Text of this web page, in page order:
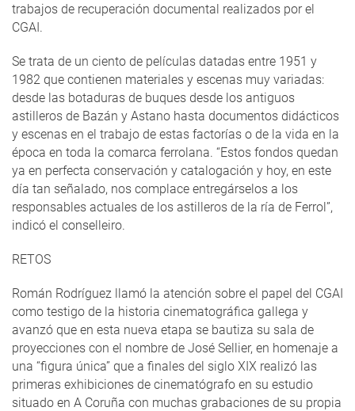
trabajos de recuperación documental realizados por el
CGAI.
Se trata de un ciento de películas datadas entre 1951 y
1982 que contienen materiales y escenas muy variadas:
desde las botaduras de buques desde los antiguos
astilleros de Bazán y Astano hasta documentos didácticos
y escenas en el trabajo de estas factorías o de la vida en la
época en toda la comarca ferrolana. “Estos fondos quedan
ya en perfecta conservación y catalogación y hoy, en este
día tan señalado, nos complace entregárselos a los
responsables actuales de los astilleros de la ría de Ferrol”,
indicó el conselleiro.
RETOS
Román Rodríguez llamó la atención sobre el papel del CGAI
como testigo de la historia cinematográfica gallega y
avanzó que en esta nueva etapa se bautiza su sala de
proyecciones con el nombre de José Sellier, en homenaje a
una “figura única” que a finales del siglo XIX realizó las
primeras exhibiciones de cinematógrafo en su estudio
situado en A Coruña con muchas grabaciones de su propia